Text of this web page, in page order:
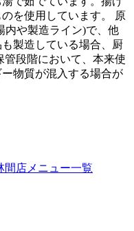
を使用しています。 原
内や製造ライン)で、他
製造している場合、厨
管段階において、本来使
物質が混入する場合が
間店メニュー一覧